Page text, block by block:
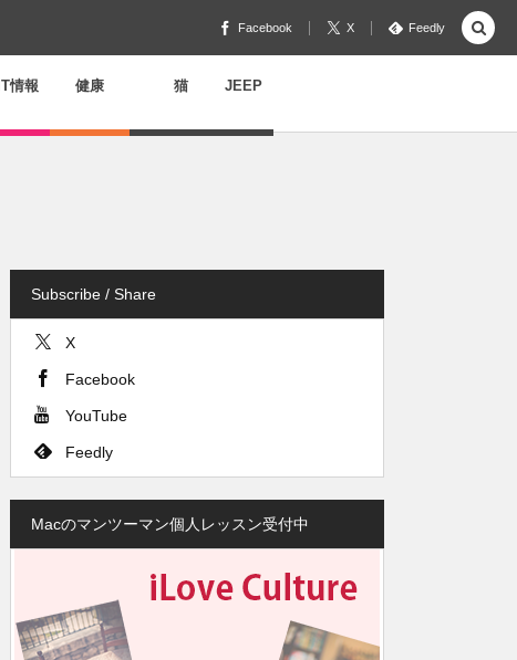
Facebook X Feedly
IT情報 健康 猫 JEEP
Subscribe / Share
X
Facebook
YouTube
Feedly
Macのマンツーマン個人レッスン受付中